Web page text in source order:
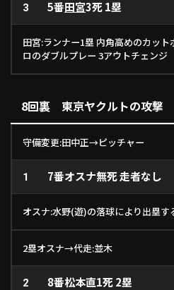
3 5番田宮3死 1塁
田宮:ランナー1塁 内角高めのカッ
ロのダブルプレー 3アウトチェンジ
8回裏 東京ヤクルトの攻撃
守備変更:田中正→ピッチャー
1 7番オスナ無死 走者なし
オスナ:水野(遊)の落球により出塁す
2塁オスナ→代走:並木
2 8番松本直1死 2塁